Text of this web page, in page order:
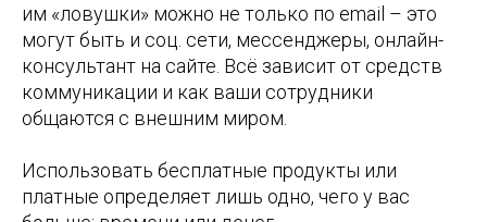
им «ловушки» можно не только по email – это
могут быть и соц. сети, мессенджеры, онлайн-
консультант на сайте. Всё зависит от средств
коммуникации и как ваши сотрудники
общаются с внешним миром.
Использовать бесплатные продукты или
платные определяет лишь одно, чего у вас